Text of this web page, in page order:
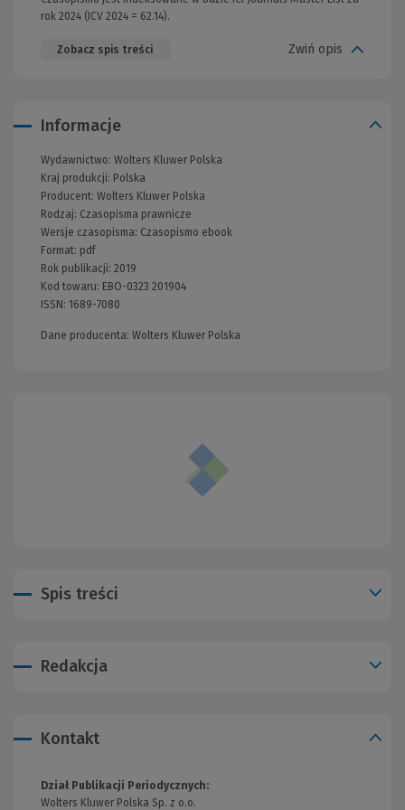
rok 2024 (ICV 2024 = 62.14).
Zobacz spis treści Zwiń opis
Informacje
Wydawnictwo: Wolters Kluwer Polska
Kraj produkcji: Polska
Producent: Wolters Kluwer Polska
Rodzaj: Czasopisma prawnicze
Wersje czasopisma: Czasopismo ebook
Format: pdf
Rok publikacji: 2019
Kod towaru: EBO-0323 201904
ISSN: 1689-7080
Dane producenta: Wolters Kluwer Polska
Spis treści
Redakcja
Kontakt
Dział Publikacji Periodycznych:
Wolters Kluwer Polska Sp. z o.o.